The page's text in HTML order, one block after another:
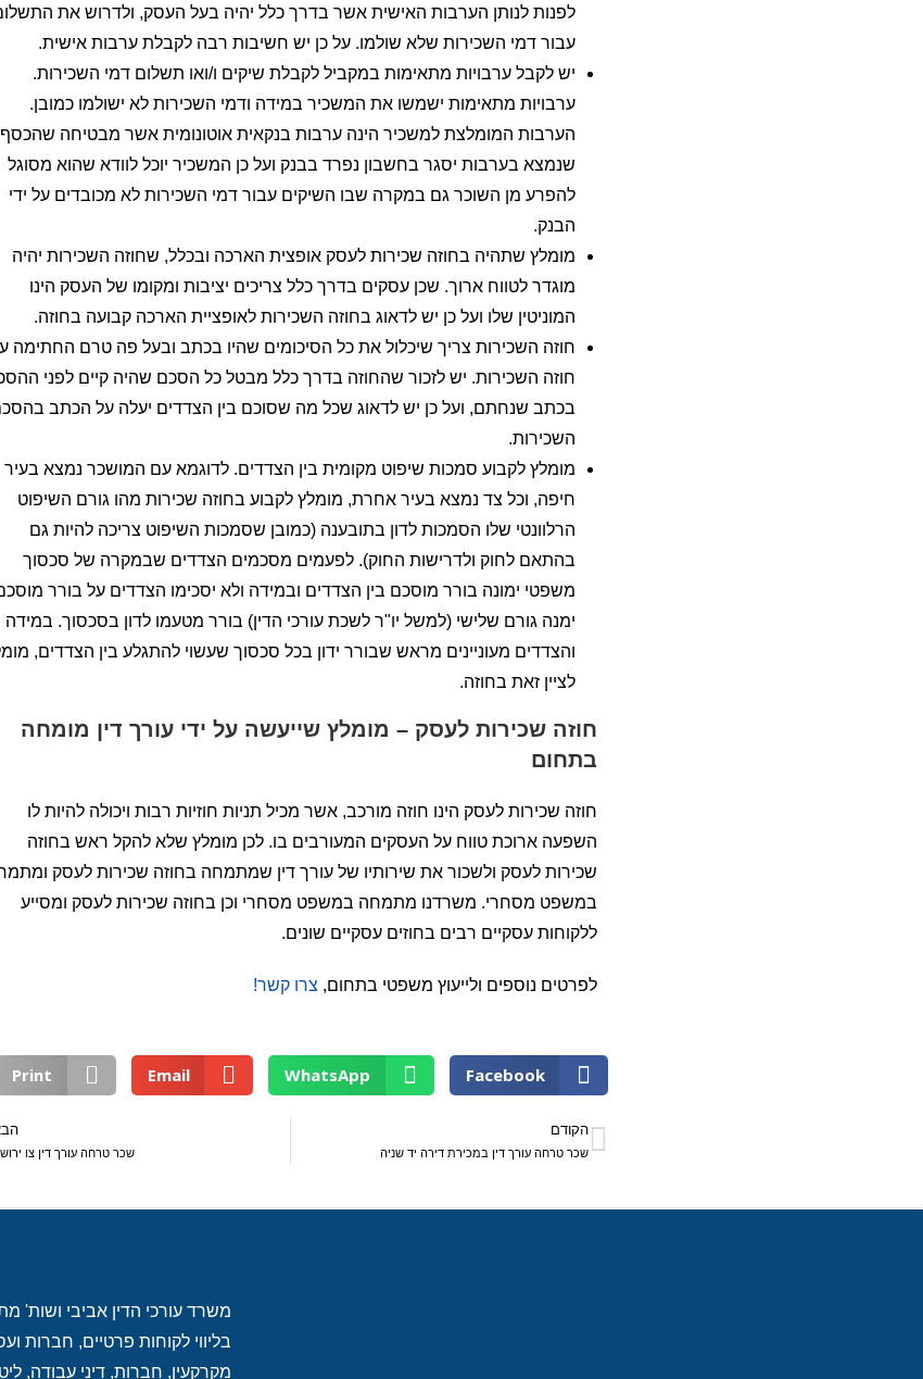
לפנות לנותן הערבות האישית אשר בדרך כלל יהיה בעל העסק, ולדרוש את
עבור דמי השכירות שלא שולמו. על כן יש חשיבות רבה לקבלת ערבות אישית.
יש לקבל ערבויות מתאימות במקביל לקבלת שיקים ו/ואו תשלום דמי השכירות.
ערבויות מתאימות ישמשו את המשכיר במידה ודמי השכירות לא ישולמו כמובן.
הערבות המומלצת למשכיר הינה ערבות בנקאית אוטונומית אשר מבטיחה שהכסף
שנמצא בערבות יסגר בחשבון נפרד בבנק ועל כן המשכיר יוכל לוודא שהוא מסוגל
להפרע מן השוכר גם במקרה שבו השיקים עבור דמי השכירות לא מכובדים על ידי
הבנק.
מומלץ שתהיה בחוזה שכירות לעסק אופצית הארכה ובכלל, שחוזה השכירות יהיה
מוגדר לטווח ארוך. שכן עסקים בדרך כלל צריכים יציבות ומקומו של העסק הינו
המוניטין שלו ועל כן יש לדאוג בחוזה השכירות לאופציית הארכה קבועה בחוזה.
חוזה השכירות צריך שיכלול את כל הסיכומים שהיו בכתב ובעל פה טרם החתימה
חוזה השכירות. יש לזכור שהחוזה בדרך כלל מבטל כל הסכם שהיה קיים לפני
בכתב שנחתם, ועל כן יש לדאוג שכל מה שסוכם בין הצדדים יעלה על הכתב
השכירות.
מומלץ לקבוע סמכות שיפוט מקומית בין הצדדים. לדוגמא עם המושכר נמצא בעיר
חיפה, וכל צד נמצא בעיר אחרת, מומלץ לקבוע בחוזה שכירות מהו גורם השיפוט
הרלוונטי שלו הסמכות לדון בתובענה (כמובן שסמכות השיפוט צריכה להיות גם
בהתאם לחוק ולדרישות החוק). לפעמים מסכמים הצדדים שבמקרה של סכסוך
משפטי ימונה בורר מוסכם בין הצדדים ובמידה ולא יסכימו הצדדים על בורר
ימנה גורם שלישי (למשל יו"ר לשכת עורכי הדין) בורר מטעמו לדון בסכסוך. במידה
והצדדים מעוניינים מראש שבורר ידון בכל סכסוך שעשוי להתגלע בין הצדדים,
לציין זאת בחוזה.
חוזה שכירות לעסק – מומלץ שייעשה על ידי עורך דין מומחה
בתחום
חוזה שכירות לעסק הינו חוזה מורכב, אשר מכיל תניות חוזיות רבות ויכולה להיות לו
השפעה ארוכת טווח על העסקים המעורבים בו. לכן מומלץ שלא להקל ראש בחוזה
שכירות לעסק ולשכור את שירותיו של עורך דין שמתמחה בחוזה שכירות לעסק
במשפט מסחרי. משרדנו מתמחה במשפט מסחרי וכן בחוזה שכירות לעסק ומסייע
ללקוחות עסקיים רבים בחוזים עסקיים שונים.
לפרטים נוספים ולייעוץ משפטי בתחום, צרו קשר!
Facebook
WhatsApp
Email
Print
הקודם
שכר טרחה עורך דין במכירת דירה יד שניה שכר טרחה עורך דין צו
משרד עורכי הדין אביבי ושות'
בליווי לקוחות פרטיים,
מקרקעין, חברות, דיני עבודה,